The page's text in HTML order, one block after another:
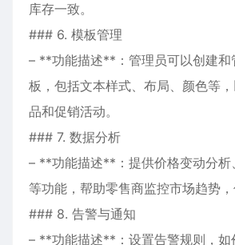
库存一致。
### 6. 模板管理
– **功能描述**：管理员可以创建和
板，包括文本样式、布局、颜色等
品和促销活动。
### 7. 数据分析
– **功能描述**：提供价格变动分析
等功能，帮助零售商监控市场趋势，
### 8. 告警与通知
– **功能描述**：设置告警规则，如